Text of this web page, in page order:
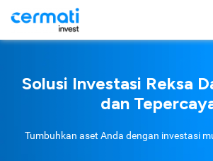
Solusi Investasi Reksa
dan
Tumbuhkan aset Anda dengan investasi